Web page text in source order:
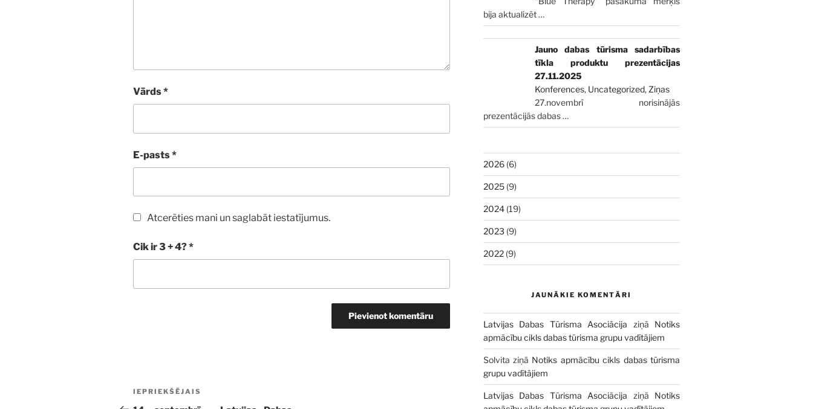
Vārds*
E-pasts*
Atcerēties mani un saglabāt iestatījumus.
Cik ir 3 + 4?*
Ziņu
Iepriekšējā
IEPRIEKŠĒJAIS
bija aktualizēt…
Jauno dabas tūrisma sadarbības
tīkla produktu prezentācijas
27.11.2025
Konferences, Uncategorized, Ziņas
27.novembrī norisinājās
prezentācijās dabas…
2026(6)
2025(9)
2024(19)
2023 (9)
2022(9)
JAUNĀKIE KOMENTĀRI
Latvijas Dabas Tūrisma Asociācija ziņā Notiks
apmācību cikls dabas tūrisma grupu vadītājiem
Solvita ziņā Notiks apmācību cikls dabas tūrisma
grupu vadītājiem
Latvijas Dabas Tūrisma Asociācija ziņā Notiks